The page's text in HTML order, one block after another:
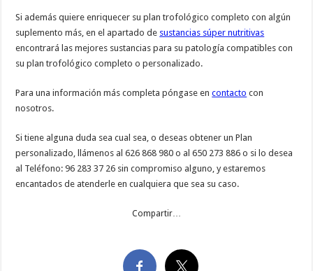
Si además quiere enriquecer su plan trofológico completo con algún
suplemento más, en el apartado de sustancias súper nutritivas
encontrará las mejores sustancias para su patología compatibles con
su plan trofológico completo o personalizado.
Para una información más completa póngase encontacto con
nosotros.
Si tiene alguna duda sea cual sea, o deseas obtener un Plan
personalizado, llámenos al 626 868 980 o al 650 273 886 o si lo desea
al Teléfono: 96 283 37 26 sin compromiso alguno, y estaremos
encantados de atenderle en cualquiera que sea su caso.
Compartir…